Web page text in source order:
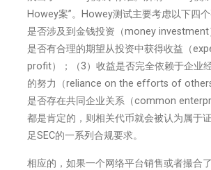
Howey案”。Howey测试主要考虑以下四
是否涉及到金钱投资（money investment
是否有合理的期望从投资中获得收益（
profit）；（3）收益是否完全依赖于企业
的努力（reliance on the efforts of others
是否存在共同企业关系（common
都是肯定的，则相关代币就会被认为属于
足SEC的一系列合规要求。
相应的，如果一个网络平台销售或者撮合